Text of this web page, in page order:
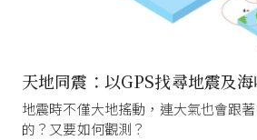
天地同震：以GPS找尋地震及
地震時不僅大地搖動，連大氣也會跟
的？又要如何觀測？